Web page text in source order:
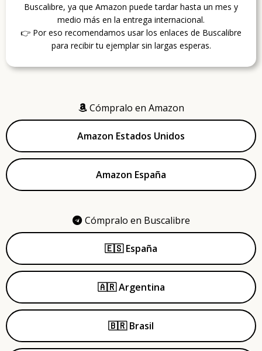
Buscalibre, ya que Amazon puede tardar hasta un mes y
medio más en la entrega internacional.
👉 Por eso recomendamos usar los enlaces de Buscalibre
para recibir tu ejemplar sin largas esperas.
Cómpralo en Amazon
Amazon Estados Unidos
Amazon España
Cómpralo en Buscalibre
🇪🇸 España
🇦🇷 Argentina
🇧🇷 Brasil